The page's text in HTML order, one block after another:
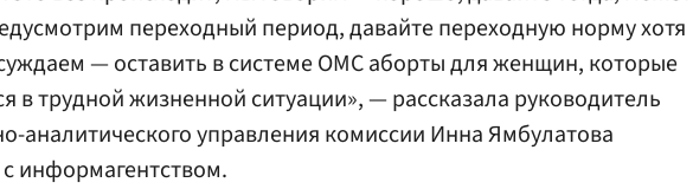
переходный период, давайте переходную норму хотя
— оставить в системе ОМС аборты для женщин, которые
в трудной жизненной ситуации», — рассказала руководитель
аналитического управления комиссии Инна Ямбулатова
с информагентством.